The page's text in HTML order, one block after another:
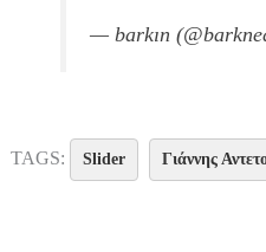
— barkın
TAGS: Slider Γιάννης